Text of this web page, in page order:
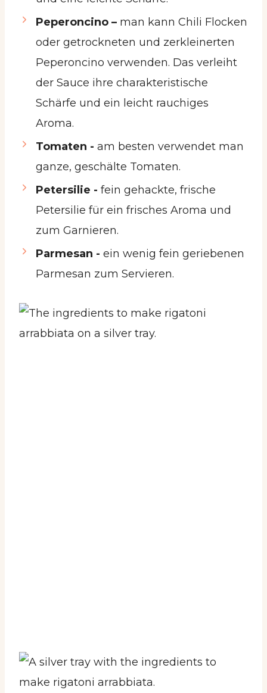
Peperoncino – man kann Chili Flocken
oder getrockneten und zerkleinerten
Peperoncino verwenden. Das verleiht
der Sauce ihre charakteristische
Schärfe und ein leicht rauchiges
Aroma.
Tomaten - am besten verwendet man
ganze, geschälte Tomaten.
Petersilie - fein gehackte, frische
Petersilie für ein frisches Aroma und
zum Garnieren.
Parmesan - ein wenig fein geriebenen
Parmesan zum Servieren.